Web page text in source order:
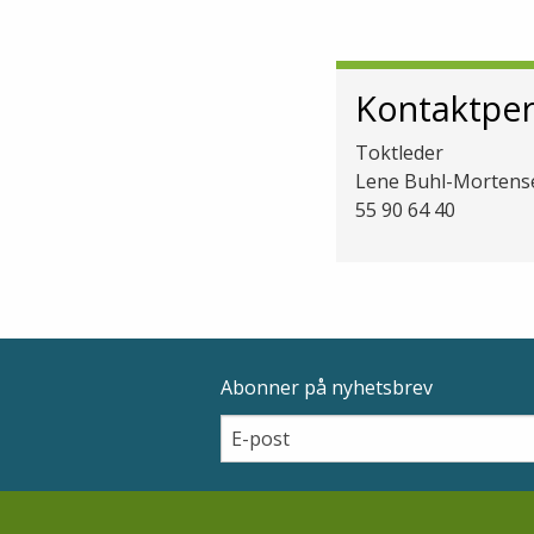
Toktleder
Lene Buhl-
55 90 64 40
Epostadresse
Abonner på nyhetsbrev
Email